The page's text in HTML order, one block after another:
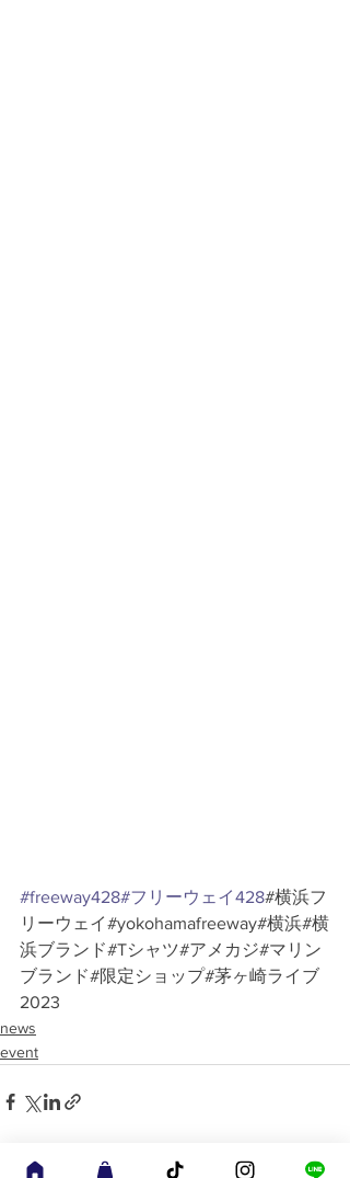
#freeway428#フリーウェイ428#横浜フ
リーウェイ#yokohamafreeway#横浜#横
浜ブランド#Tシャツ#アメカジ#マリン
ブランド#限定ショップ#茅ヶ崎ライブ
2023
news
event